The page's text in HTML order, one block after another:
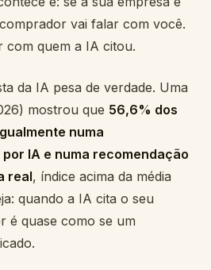
vai falar com você.
com quem a IA citou.
da IA pesa de verdade. Uma
mostrou que 56,6% dos
numa
IA e numa recomendação
real, índice acima da média
quando a IA cita o seu
é quase como se um